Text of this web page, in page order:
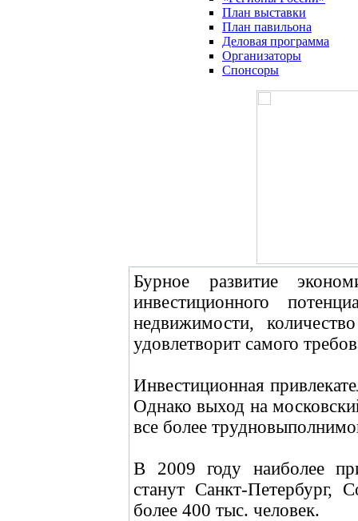
План выставки
План павильона
Деловая программа
Организаторы
Спонсоры
Бурное развитие
инвестиционного
недвижимости,
удовлетворит самого
Инвестиционная
Однако выход на
все более
В 2009 году наиболее
станут Санкт-Петербург,
более 400 тыс. человек.